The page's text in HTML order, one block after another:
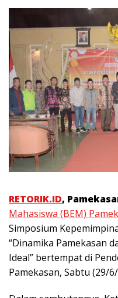
RETORIK.ID,
Mahasiswa (BEM)
Simposium
“Dinamika Pamekasan
Ideal” bertempat di
Pamekasan, Sabtu (29/